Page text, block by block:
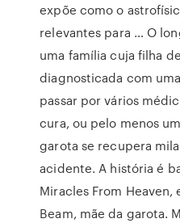
expõe como o
relevantes para … O
uma família cuja filha
diagnosticada com
passar por vários
cura, ou pelo menos
garota se recupera
acidente. A história é
Miracles From
Beam, mãe da garota.